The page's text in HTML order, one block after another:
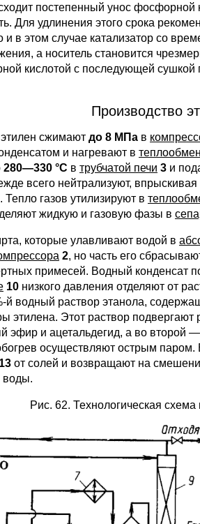
постепенный унос фосфорной
Для удлинения этого срока
в этом случае катализатор со
а носитель становится
кислотой с последующей сушкой
Производство
сжимают до 8 МПа в
и нагревают в
280—330 °С в трубчатой печи 3 и
всего нейтрализуют,
. Тепло газов утилизируют в
жидкую и газовую фазы в
которые улавливают водой в
2, но часть его
примесей. Водный конденсат
10 низкого давления отделяют от
й водный раствор этанола,
этилена. Этот раствор подвергают
эфир и ацетальдегид, а во второй
осуществляют острым паром.
13 от солей и возвращают на
воды.
Рис. 62. Технологическая